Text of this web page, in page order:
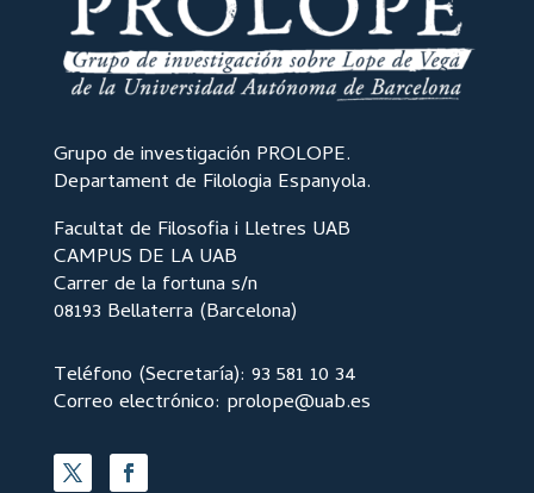
Grupo de investigación PROLOPE.
Departament de Filologia Espanyola.
Facultat de Filosofia i Lletres UAB
CAMPUS DE LA UAB
Carrer de la fortuna s/n
08193 Bellaterra (Barcelona)
Teléfono (Secretaría): 93 581 10 34
Correo electrónico: prolope@uab.es